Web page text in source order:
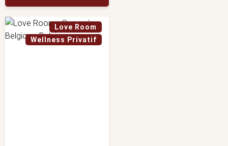
Love Room
Wellness Privatif